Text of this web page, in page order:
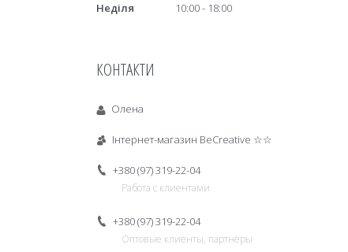
Неділя
10:00 18:00
КОНТАКТИ
Олена
Інтернет-магазин BeCreative ☆☆
+380 (97) 319-22-04
Работа с клиентами
+380 (97) 319-22-04
Оптовые клиенты, партнёры